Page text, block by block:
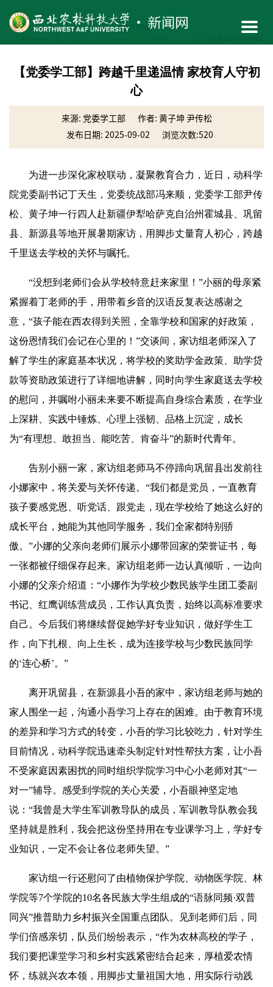
【党委学工部】跨越千里递温情 家校育人守初
心
来源: 党委学工部
作者: 黄子坤 尹传松
发布日期: 2025-09-02
浏览次数:520
为进一步深化家校联动，凝聚教育合力，近日，动科学
院党委副书记丁天生，党委统战部冯来顺，党委学工部尹传
松、黄子坤一行四人赴新疆伊犁哈萨克自治州霍城县、巩留
县、新源县等地开展暑期家访，用脚步丈量育人初心，跨越
千里送去学校的关怀与嘱托。
“没想到老师们会从学校特意赶来家里！”小丽的母亲紧
紧握着丁老师的手，用带着乡音的汉语反复表达感谢之
意，“孩子能在西农得到关照，全靠学校和国家的好政策，
这份恩情我们会记在心里的！”交谈间，家访组老师深入了
解了学生的家庭基本状况，将学校的奖助学金政策、助学贷
款等资助政策进行了详细地讲解，同时向学生家庭送去学校
的慰问，并嘱咐小丽未来要不断提高自身综合素质，在学业
上深耕、实践中锤炼、心理上强韧、品格上沉淀，成长
为“有理想、敢担当、能吃苦、肯奋斗”的新时代青年。
告别小丽一家，家访组老师马不停蹄向巩留县出发前往
小娜家中，将关爱与关怀传递。“我们都是党员，一直教育
孩子要感党恩、听党话、跟党走，现在学校给了她这么好的
成长平台，她能为其他同学服务，我们全家都特别骄
傲。”小娜的父亲向老师们展示小娜带回家的荣誉证书，每
一张都被仔细保存起来。家访组老师一边认真倾听，一边向
小娜的父亲介绍道：“小娜作为学校少数民族学生团工委副
书记、红鹰训练营成员，工作认真负责，始终以高标准要求
自己。今后我们将继续督促她学好专业知识，做好学生工
作，向下扎根、向上生长，成为连接学校与少数民族同学
的‘连心桥’。”
离开巩留县，在新源县小吾的家中，家访组老师与她的
家人围坐一起，沟通小吾学习上存在的困难。由于教育环境
的差异和学习方式的转变， 小吾的学习比较吃力，针对学生
目前情况，动科学院迅速牵头制定针对性帮扶方案，让小吾
不受家庭因素困扰的同时组织学院学习中心小老师对其“一
对一”辅导。感受到学院的关心关爱， 小吾眼神坚定地
说：“我曾是大学生军训教导队的成员，军训教导队教会我
坚持就是胜利，我会把这份坚持用在专业课学习上，学好专
业知识，一定不会让各位老师失望。”
家访组一行还慰问了由植物保护学院、动物医学院、林
学院等7个学院的10名各民族大学生组成的“语脉同频·双普
同兴”推普助力乡村振兴全国重点团队。见到老师们后，同
学们倍感亲切，队员们纷纷表示，“作为农林高校的学子，
我们要把课堂学习和乡村实践紧密结合起来，厚植爱农情
怀，练就兴农本领，用脚步丈量祖国大地，用实际行动践